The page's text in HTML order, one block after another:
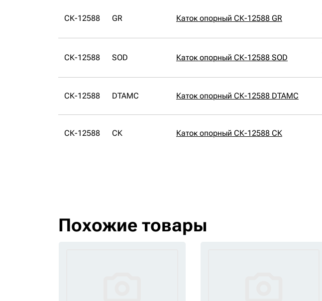
СК-12588 GR Каток опорный СК-12588 GR
СК-12588 SOD Каток опорный СК-12588 SOD
СК-12588 DTAMC Каток опорный СК-12588 DTAMC
СК-12588 СК Каток опорный СК-12588 СК
Похожие товары